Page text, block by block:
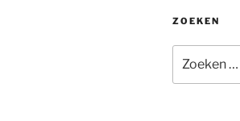
ZOEKEN
naar: